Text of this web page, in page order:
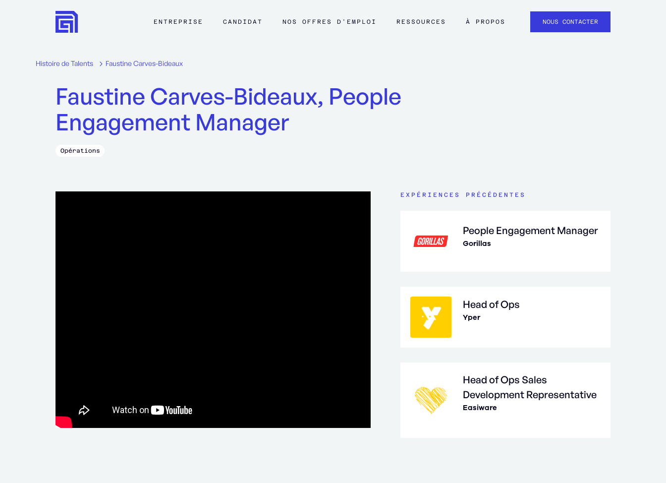
ENTREPRISE CANDIDAT NOS OFFRES D'EMPLOI RESSOURCES À PROPOS NOUS CONTACTER
Histoire de Talents Faustine Carves-Bideaux
Faustine Carves-Bideaux, People
Engagement Manager
Opérations
EXPÉRIENCES PRÉCÉDENTES
People Engagement Manager
Gorillas
Head of Ops
Yper
Head of Ops Sales
Development Representative
Easiware